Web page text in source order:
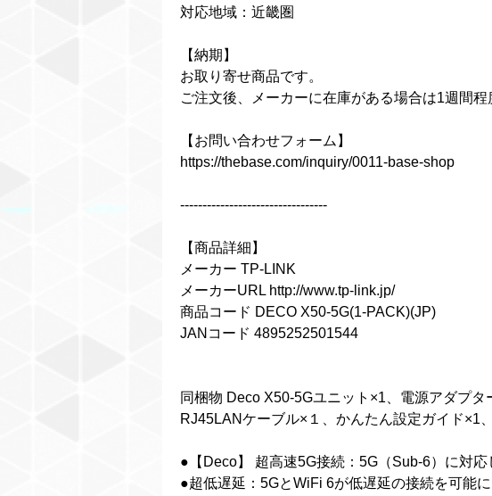
対応地域：近畿圏
【納期】
お取り寄せ商品です。
ご注文後、メーカーに在庫がある場合は1週間程
【お問い合わせフォーム】
https://thebase.com/inquiry/0011-base-shop
---------------------------------
【商品詳細】
メーカー TP-LINK
メーカーURL http://www.tp-link.jp/
商品コード DECO X50-5G(1-PACK)(JP)
JANコード 4895252501544
同梱物 Deco X50-5Gユニット×1、電源アダプタ
RJ45LANケーブル×１、かんたん設定ガイド×1
●【Deco】 超高速5G接続：5G（Sub-6）に対
●超低遅延：5GとWiFi 6が低遅延の接続を可能に